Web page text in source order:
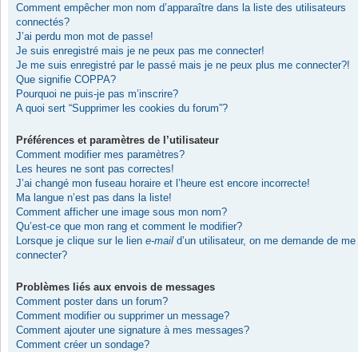
Comment empêcher mon nom d’apparaître dans la liste des utilisateurs
connectés?
J’ai perdu mon mot de passe!
Je suis enregistré mais je ne peux pas me connecter!
Je me suis enregistré par le passé mais je ne peux plus me connecter?!
Que signifie COPPA?
Pourquoi ne puis-je pas m’inscrire?
A quoi sert “Supprimer les cookies du forum”?
Préférences et paramètres de l’utilisateur
Comment modifier mes paramètres?
Les heures ne sont pas correctes!
J’ai changé mon fuseau horaire et l’heure est encore incorrecte!
Ma langue n’est pas dans la liste!
Comment afficher une image sous mon nom?
Qu’est-ce que mon rang et comment le modifier?
Lorsque je clique sur le lien e-mail d’un utilisateur, on me demande de me
connecter?
Problèmes liés aux envois de messages
Comment poster dans un forum?
Comment modifier ou supprimer un message?
Comment ajouter une signature à mes messages?
Comment créer un sondage?